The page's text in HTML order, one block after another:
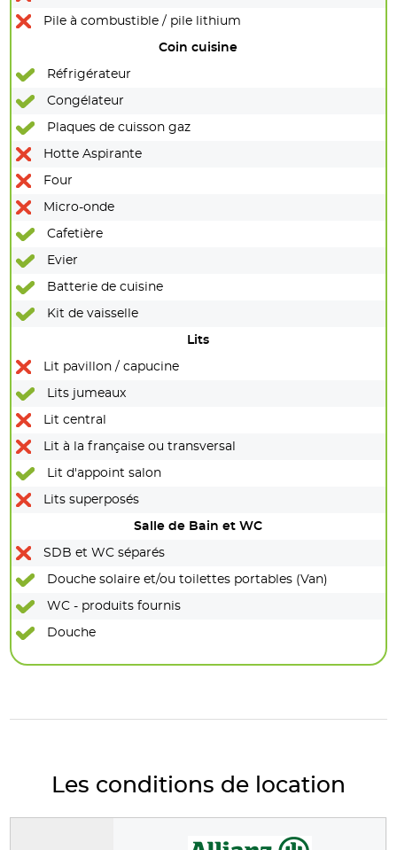
Pile à combustible / pile lithium
Coin cuisine
Réfrigérateur
Congélateur
Plaques de cuisson gaz
Hotte Aspirante
Four
Micro-onde
Cafetière
Evier
Batterie de cuisine
Kit de vaisselle
Lits
Lit pavillon / capucine
Lits jumeaux
Lit central
Lit à la française ou transversal
Lit d'appoint salon
Lits superposés
Salle de Bain et WC
SDB et WC séparés
Douche solaire et/ou toilettes portables (Van)
WC - produits fournis
Douche
Les conditions de location